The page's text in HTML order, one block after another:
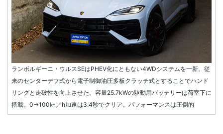
ランボルギーニ・ウルスSEはPHEV化にともない4WDシステムを一新。従
来のセンターデフ式から電子制御油圧多板クラッチ式とすることでハンド
リングと走破性を向上させた。容量25.7kWの駆動用バッテリーは荷室下に
搭載。0→100㎞／h加速は3.4秒でクリア。パフォーマンスは圧倒的